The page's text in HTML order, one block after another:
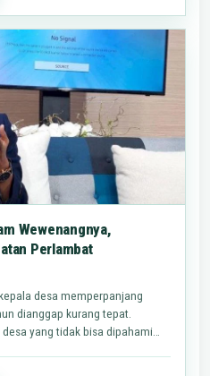
Wewenangnya,
Perlambat
desa memperpanjang
dianggap kurang tepat.
yang tidak bisa dipahami